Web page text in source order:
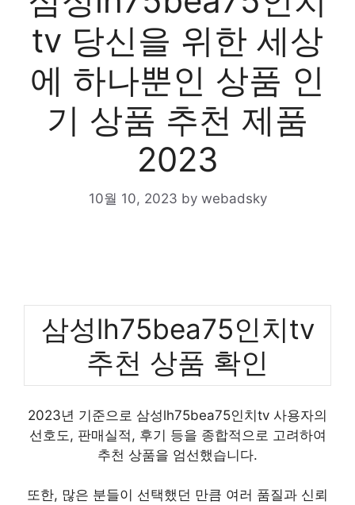
tv 당신을 위한 세상
에 하나뿐인 상품 인
기 상품 추천 제품
2023
10월 10, 2023 by webadsky
삼성lh75bea75인치tv
추천 상품 확인
2023년 기준으로 삼성lh75bea75인치tv 사용자의
선호도, 판매실적, 후기 등을 종합적으로 고려하여
추천 상품을 엄선했습니다.
또한, 많은 분들이 선택했던 만큼 여러 품질과 신뢰